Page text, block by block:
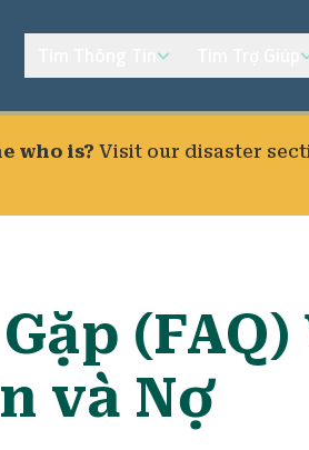
who is? Visit our disaster
(FAQ)
và Nợ